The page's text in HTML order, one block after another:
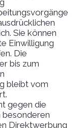
Sie können
Einwilligung
Die
bis zum
bleibt vom
gegen die
besonderen
Direktwerbung